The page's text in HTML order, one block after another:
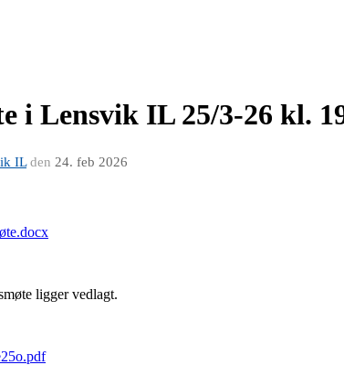
i Lensvik IL 25/3-26 kl.
ILden 24. feb 2026
ligger vedlagt.